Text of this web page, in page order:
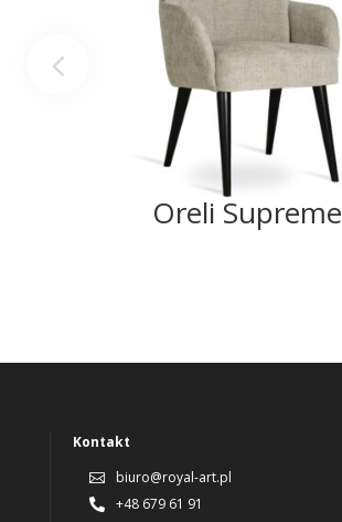
Oreli Supreme
Kontakt
 biuro@royal-art.pl
 +48 679 61 91